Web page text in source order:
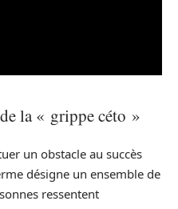
la « grippe céto »
un obstacle au succès
désigne un ensemble de
ressentent